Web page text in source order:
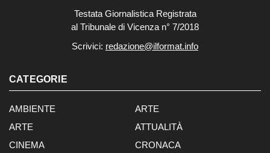
Testata Giornalistica Registrata
al Tribunale di Vicenza n° 7/2018
Scrivici: redazione@ilformat.info
CATEGORIE
AMBIENTE
ARTE
ARTE
ATTUALITÀ
CINEMA
CRONACA